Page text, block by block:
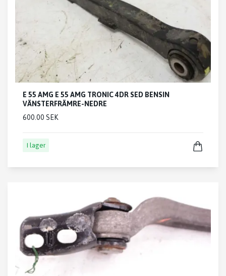
E 55 AMG E 55 AMG TRONIC 4DR SED BENSIN
VÄNSTERFRÄMRE-NEDRE
600.00 SEK
I lager